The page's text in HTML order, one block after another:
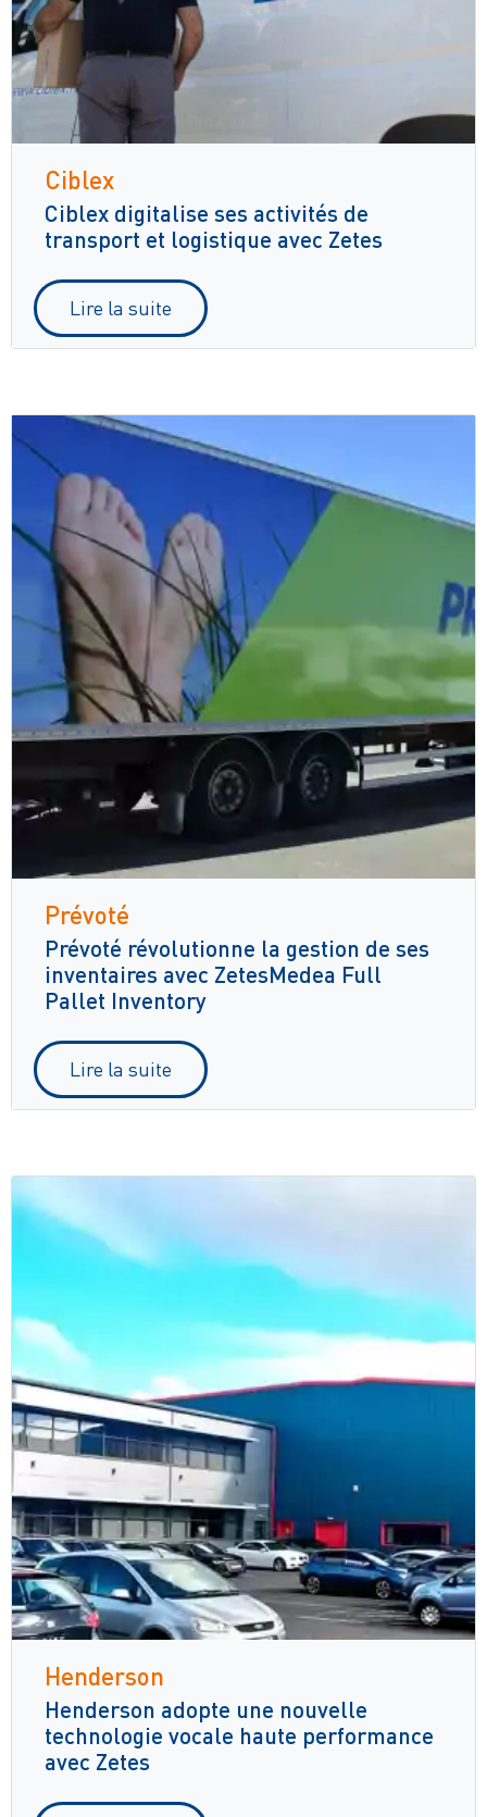
Ciblex
Ciblex digitalise ses activités de
transport et logistique avec Zetes
Lire la suite
Prévoté
Prévoté révolutionne la gestion de ses
inventaires avec ZetesMedea Full
Pallet Inventory
Lire la suite
Henderson
Henderson adopte une nouvelle
technologie vocale haute performance
avec Zetes